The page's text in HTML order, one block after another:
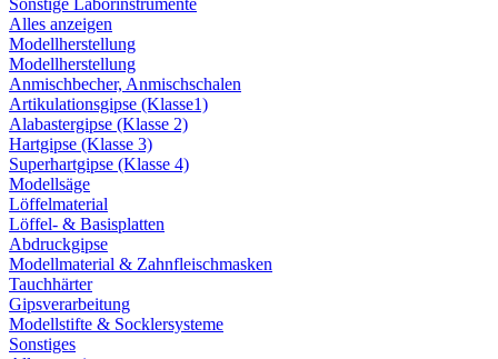
Sonstige Laborinstrumente
Alles anzeigen
Modellherstellung
Modellherstellung
Anmischbecher, Anmischschalen
Artikulationsgipse (Klasse1)
Alabastergipse (Klasse 2)
Hartgipse (Klasse 3)
Superhartgipse (Klasse 4)
Modellsäge
Löffelmaterial
Löffel- & Basisplatten
Abdruckgipse
Modellmaterial & Zahnfleischmasken
Tauchhärter
Gipsverarbeitung
Modellstifte & Socklersysteme
Sonstiges